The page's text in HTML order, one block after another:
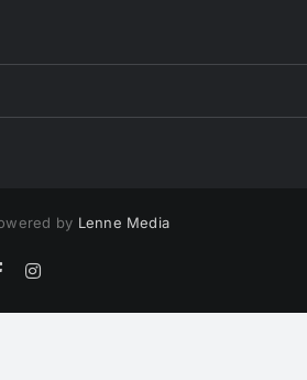
by Lenne Media
FacebookInstagram